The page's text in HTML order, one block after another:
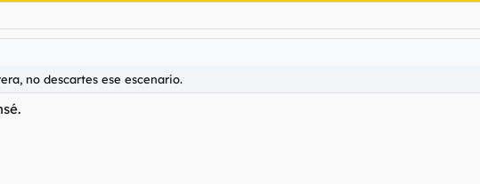
no descartes ese escenario.